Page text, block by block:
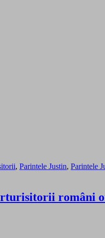
, Parintele Justin, Parintele
români